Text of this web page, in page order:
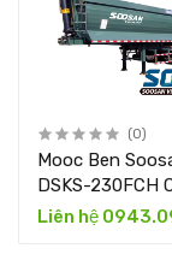
(0)
Mooc Ben
DSKS-230FCH
Rút
Liên hệ